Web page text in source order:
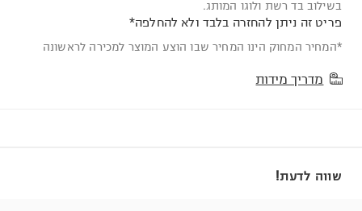
בשילוב בד רשת ולוגו המותג.
פריט זה ניתן להחזרה בלבד ולא להחלפה*
*המחיר המחוק הינו המחיר שבו הוצע המוצר למכירה לראשונה
מדריך מידות
שווה לדעת!